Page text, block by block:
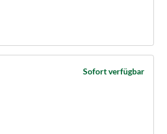
Sofort verfügbar